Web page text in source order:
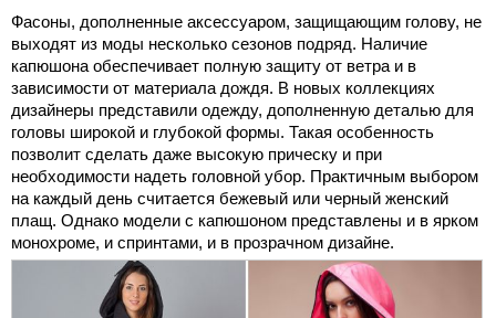
Фасоны, дополненные аксессуаром, защищающим голову, не
выходят из моды несколько сезонов подряд. Наличие
капюшона обеспечивает полную защиту от ветра и в
зависимости от материала дождя. В новых коллекциях
дизайнеры представили одежду, дополненную деталью для
головы широкой и глубокой формы. Такая особенность
позволит сделать даже высокую прическу и при
необходимости надеть головной убор. Практичным выбором
на каждый день считается бежевый или черный женский
плащ. Однако модели с капюшоном представлены и в ярком
монохроме, и спринтами, и в прозрачном дизайне.